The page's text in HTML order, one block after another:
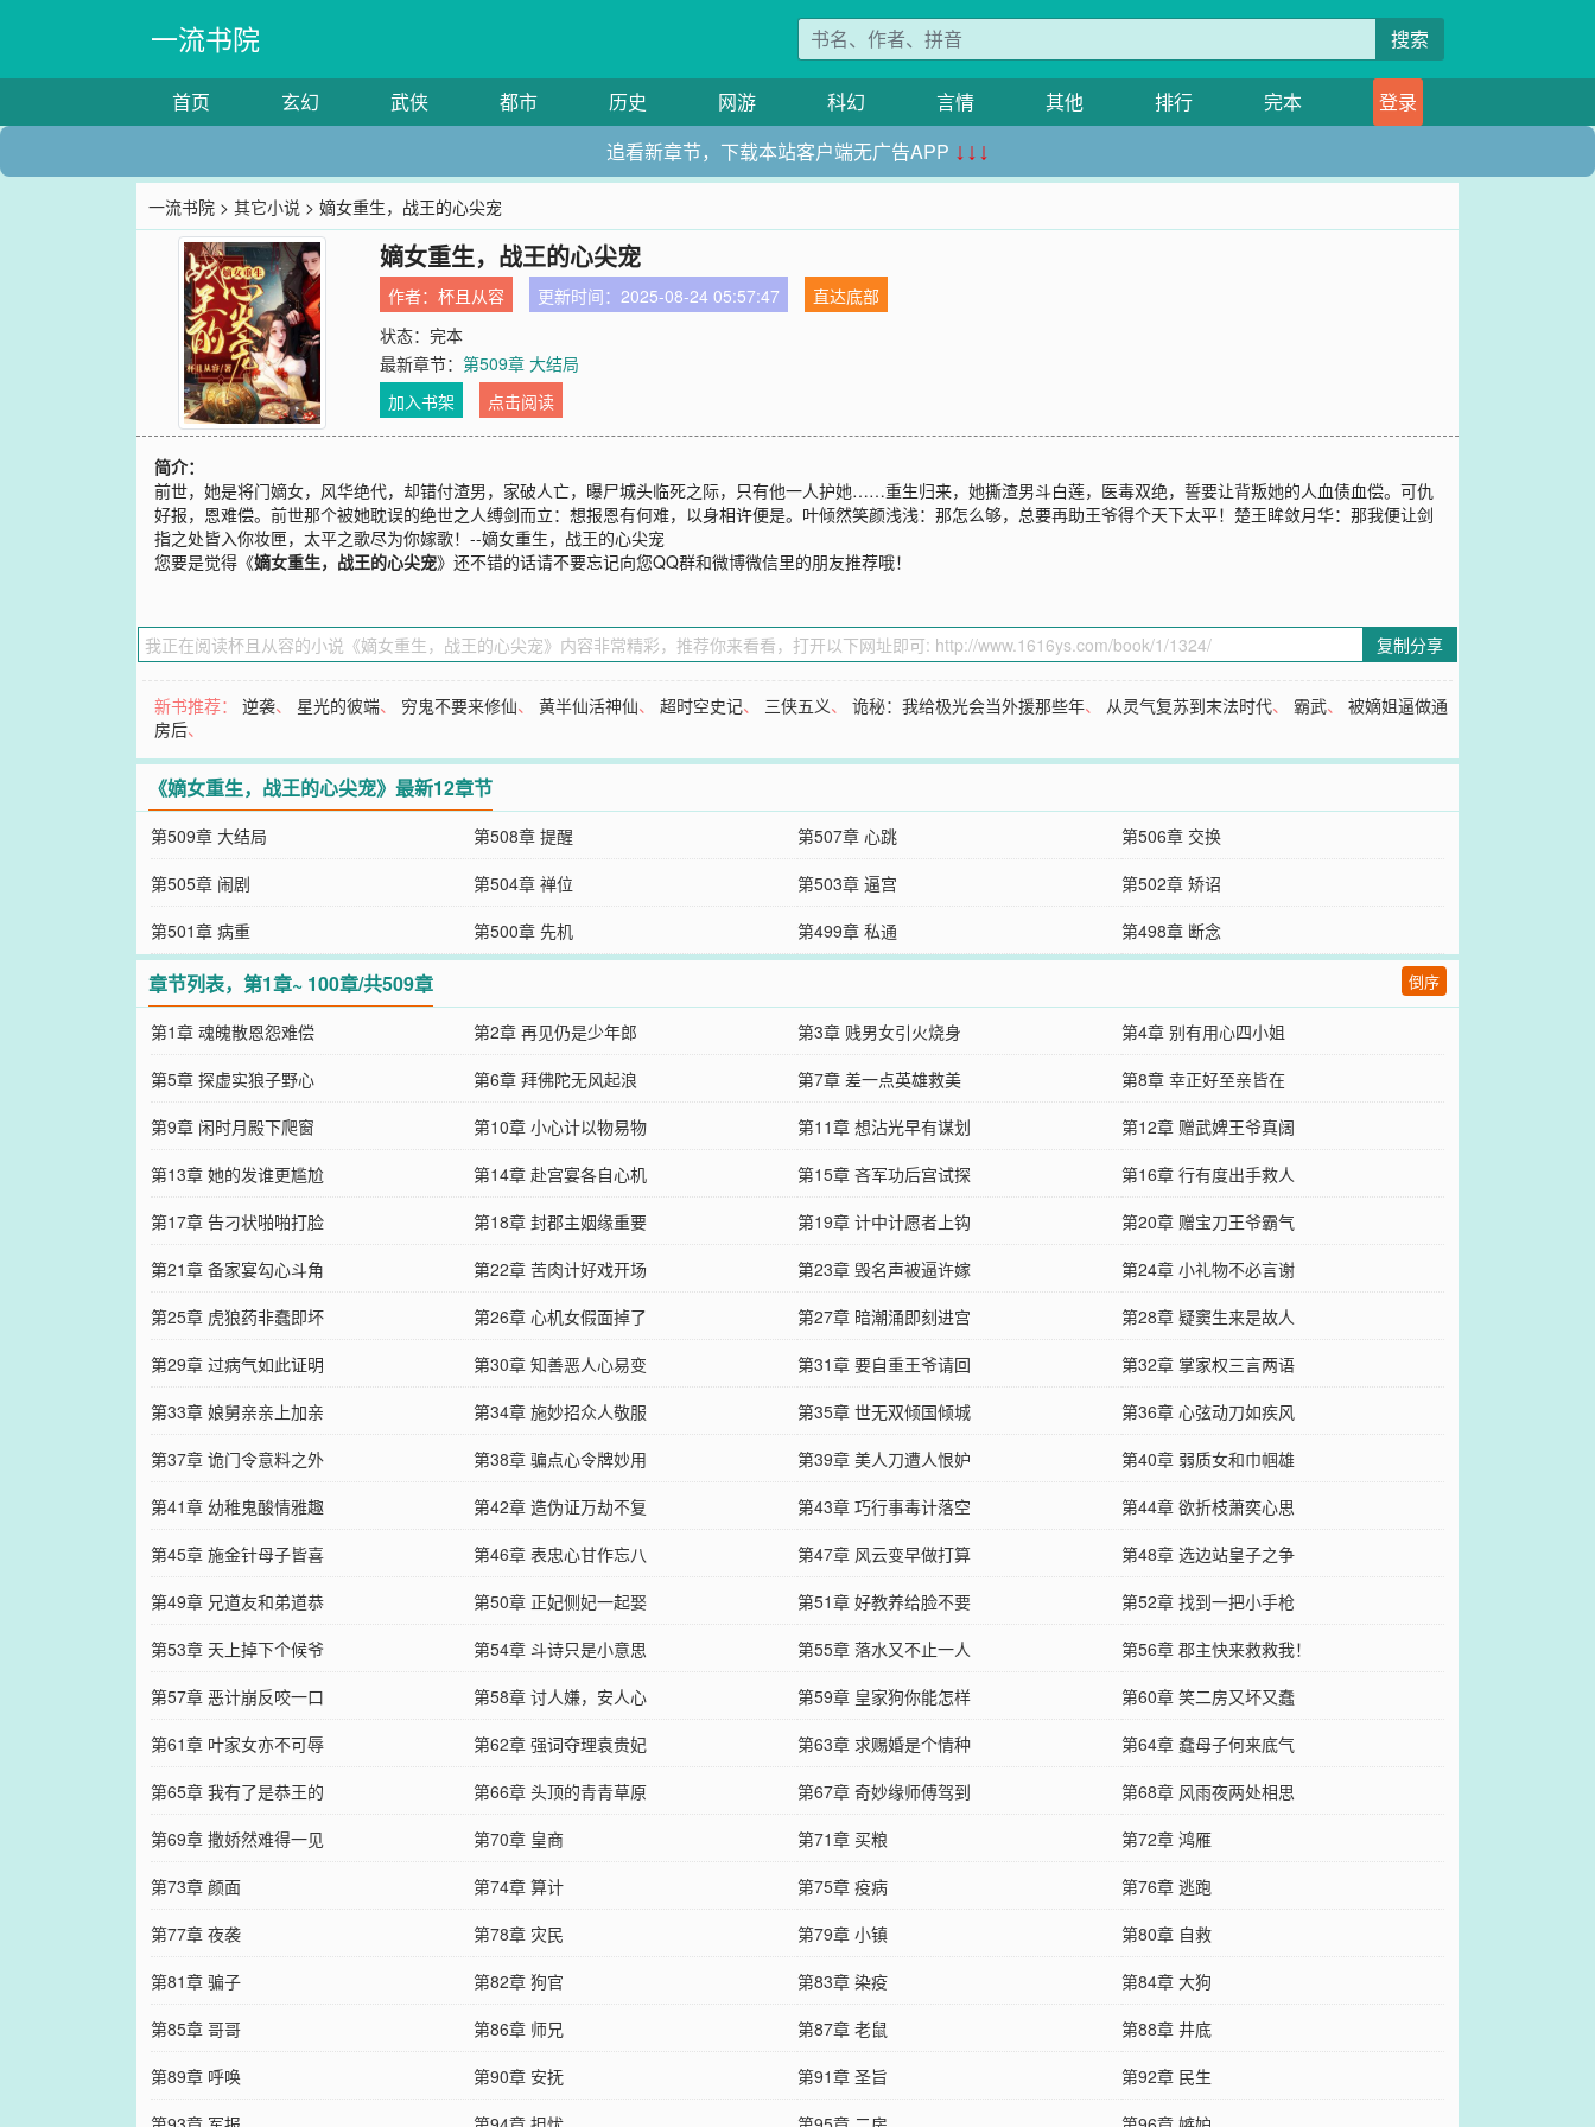
一流书院 搜索
首页 玄幻 武侠 都市 历史 网游 科幻 言情 其他 排行 完本
登录
追看新章节，下载本站客户端无广告APP ↓↓↓
一流书院 >其它小说 > 嫡女重生，战王的心尖宠
嫡女重生，战王的心尖宠
作者：杯且从容 更新时间：2025-08-24 05:57:47
直达底部
状态：完本
最新章节：第509章 大结局
加入书架
点击阅读
简介：
前世，她是将门嫡女，风华绝代，却错付渣男，家破人亡，曝尸城头临死之际，只有他一人护她……重生归来，她撕渣男斗白莲，医毒双绝，誓要让背叛她的人血债血偿。可仇
好报，恩难偿。前世那个被她耽误的绝世之人缚剑而立：想报恩有何难，以身相许便是。叶倾然笑颜浅浅：那怎么够，总要再助王爷得个天下太平！楚王眸敛月华：那我便让剑
指之处皆入你妆匣，太平之歌尽为你嫁歌！--嫡女重生，战王的心尖宠
您要是觉得《嫡女重生，战王的心尖宠》还不错的话请不要忘记向您QQ群和微博微信里的朋友推荐哦！
复制分享
新书推荐：逆袭、 星光的彼端、 穷鬼不要来修仙、黄半仙活神仙、超时空史记、 三侠五义、诡秘：我给极光会当外援那些年、 从灵气复苏到末法时代、霸武、被嫡姐逼做通
房后、
《嫡女重生，战王的心尖宠》最新12章节
第509章 大结局 第508章 提醒 第507章 心跳
第506章 交换
第505章 闹剧
第504章 禅位 第503章 逼宫
第502章 矫诏
第501章 病重
第500章 先机 第499章 私通 第498章 断念
章节列表，第1章~ 100章/共509章 倒序
第1章 魂魄散恩怨难偿 第2章 再见仍是少年郎 第3章 贱男女引火烧身
第4章 别有用心四小姐
第5章 探虚实狼子野心
第6章 拜佛陀无风起浪 第7章 差一点英雄救美
第8章 幸正好至亲皆在
第9章 闲时月殿下爬窗
第10章 小心计以物易物 第11章 想沾光早有谋划
第12章 赠武婢王爷真阔
第13章 她的发谁更尴尬
第14章 赴宫宴各自心机 第15章 吝军功后宫试探
第16章 行有度出手救人
第17章 告刁状啪啪打脸
第18章 封郡主姻缘重要 第19章 计中计愿者上钩
第20章 赠宝刀王爷霸气
第21章 备家宴勾心斗角
第22章 苦肉计好戏开场 第23章 毁名声被逼许嫁
第24章 小礼物不必言谢
第25章 虎狼药非蠢即坏
第26章 心机女假面掉了 第27章 暗潮涌即刻进宫
第28章 疑窦生来是故人
第29章 过病气如此证明
第30章 知善恶人心易变 第31章 要自重王爷请回
第32章 掌家权三言两语
第33章 娘舅亲亲上加亲
第34章 施妙招众人敬服 第35章 世无双倾国倾城
第36章 心弦动刀如疾风
第37章 诡门令意料之外
第38章 骗点心令牌妙用 第39章 美人刀遭人恨妒
第40章 弱质女和巾帼雄
第41章 幼稚鬼酸情雅趣
第42章 造伪证万劫不复 第43章 巧行事毒计落空
第44章 欲折枝萧奕心思
第45章 施金针母子皆喜
第46章 表忠心甘作忘八 第47章 风云变早做打算
第48章 选边站皇子之争
第49章 兄道友和弟道恭
第50章 正妃侧妃一起娶 第51章 好教养给脸不要
第52章 找到一把小手枪
第53章 天上掉下个候爷
第54章 斗诗只是小意思 第55章 落水又不止一人
第56章 郡主快来救救我！
第57章 恶计崩反咬一口
第58章 讨人嫌，安人心 第59章 皇家狗你能怎样
第60章 笑二房又坏又蠢
第61章 叶家女亦不可辱
第62章 强词夺理袁贵妃 第63章 求赐婚是个情种
第64章 蠢母子何来底气
第65章 我有了是恭王的
第66章 头顶的青青草原 第67章 奇妙缘师傅驾到
第68章 风雨夜两处相思
第69章 撒娇然难得一见
第70章 皇商 第71章 买粮
第72章 鸿雁
第73章 颜面
第74章 算计 第75章 疫病
第76章 逃跑
第77章 夜袭
第78章 灾民 第79章 小镇
第80章 自救
第81章 骗子
第82章 狗官 第83章 染疫
第84章 大狗
第85章 哥哥
第86章 师兄 第87章 老鼠
第88章 井底
第89章 呼唤
第90章 安抚 第91章 圣旨
第92章 民生